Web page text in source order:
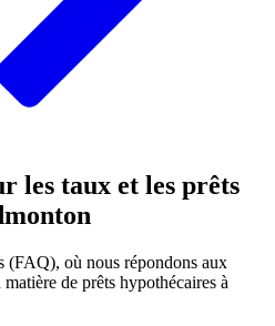
les taux et les prêts
(FAQ), où nous répondons aux
de prêts hypothécaires à